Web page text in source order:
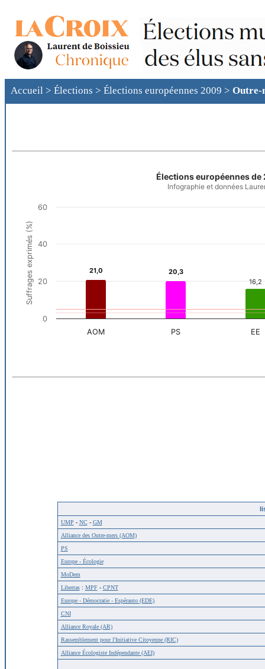
Accueil > Élections > Élections européennes 2009 > Outre-
UMP - NC - GM
Alliance des Outre-mers (AOM)
PS
Europe - Écologie
MoDem
Libertas: MPF- CPNT
Europe - Démocratie - Espéranto (EDE)
CNI
Alliance Royale (AR)
Rassemblement pour l'Initiative Citoyenne (RIC)
Alliance Écologiste Indépendante (AEI)